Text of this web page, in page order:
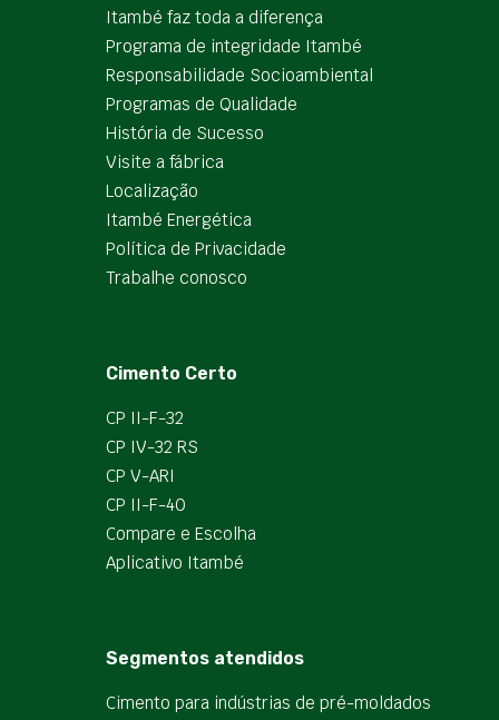
Itambé faz toda a diferença
Programa de integridade Itambé
Responsabilidade Socioambiental
Programas de Qualidade
História de Sucesso
Visite a fábrica
Localização
Itambé Energética
Política de Privacidade
Trabalhe conosco
Cimento Certo
CP II-F-32
CP IV-32 RS
CP V-ARI
CP II-F-40
Compare e Escolha
Aplicativo Itambé
Segmentos atendidos
Cimento para indústrias de pré-moldados